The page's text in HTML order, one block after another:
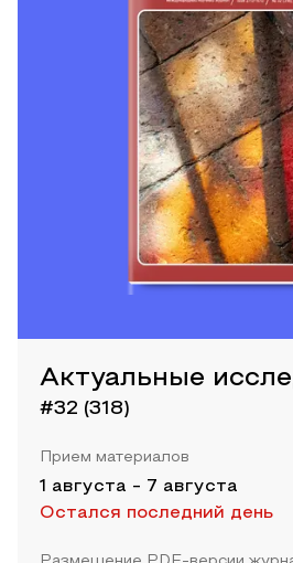
Актуальные
#32 (318)
Прием материалов
1 августа - 7 августа
Остался последний день